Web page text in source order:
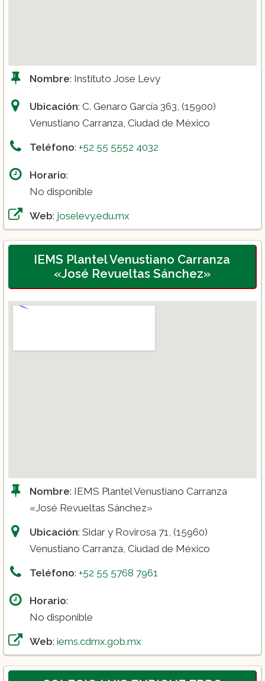
Nombre: Instituto Jose Levy
Ubicación: C. Genaro García 363, (15900)
Venustiano Carranza, Ciudad de México
Teléfono: +52 55 5552 4032
Horario:
No disponible
Web: joselevy.edu.mx
IEMS Plantel Venustiano Carranza
«José Revueltas Sánchez»
Nombre: IEMS Plantel Venustiano Carranza
«José Revueltas Sánchez»
Ubicación: Sidar y Rovirosa 71, (15960)
Venustiano Carranza, Ciudad de México
Teléfono: +52 55 5768 7961
Horario:
No disponible
Web: iems.cdmx.gob.mx